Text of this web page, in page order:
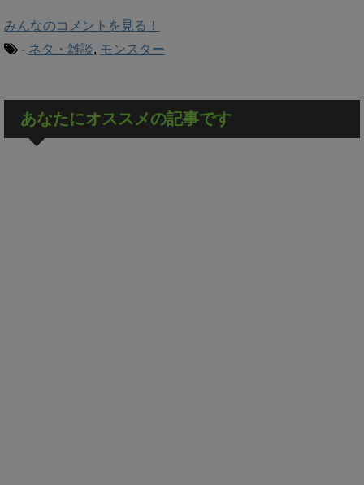
みんなのコメントを見る！
- ネタ・雑談, モンスター
あなたにオススメの記事です